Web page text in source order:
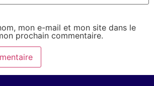
mon e-mail et mon site dans le
prochain commentaire.